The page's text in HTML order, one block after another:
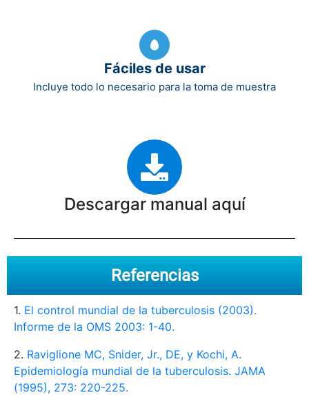
Fáciles de usar
Incluye todo lo necesario para la toma de muestra
Descargar manual aquí
Referencias
1. El control mundial de la tuberculosis (2003).
Informe de la OMS 2003: 1-40.
2. Raviglione MC, Snider, Jr., DE, y Kochi, A.
Epidemiología mundial de la tuberculosis. JAMA
(1995), 273: 220-225.